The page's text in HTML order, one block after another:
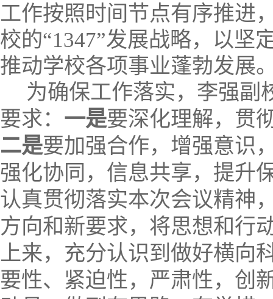
工作按照时间节点有序推进
校的“1347”发展战略，以坚
推动学校各项事业蓬勃发展
为确保工作落实，李强副
要求： 一是要深化理解，贯
二是要加强合作，增强意识
强化协同，信息共享，提升
认真贯彻落实本次会议精神
方向和新要求，将思想和行
上来，充分认识到做好横向
要性、紧迫性，严肃性，创